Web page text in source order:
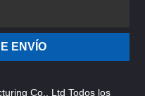
Co., Ltd Todos los